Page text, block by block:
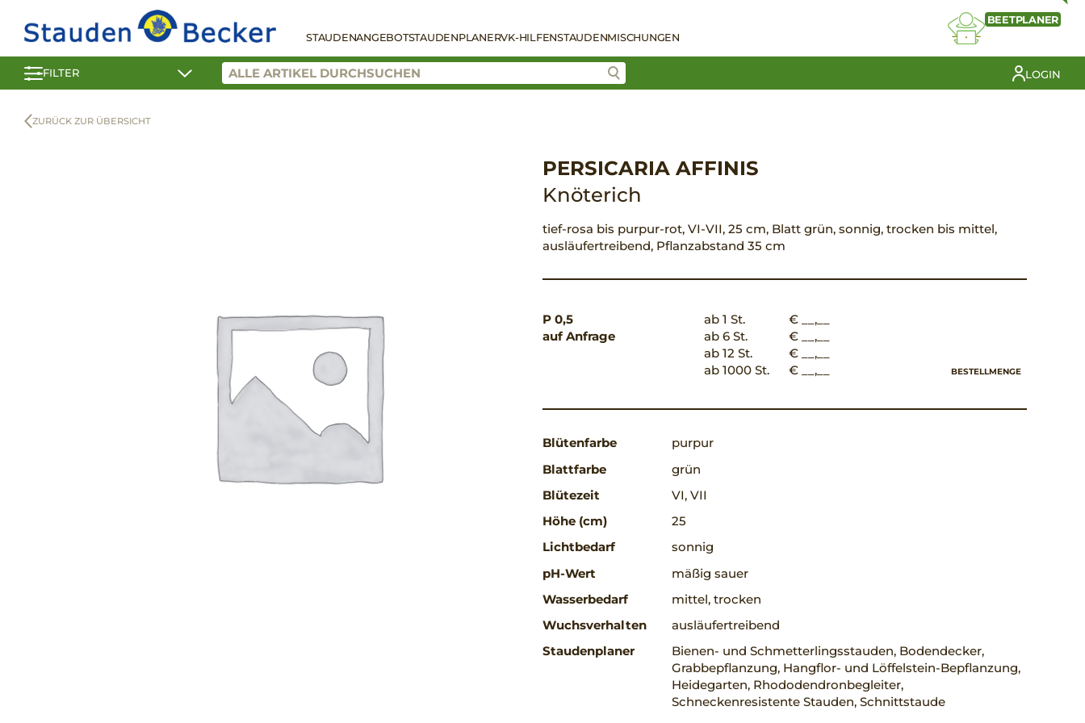
STAUDENANGEBOTSTAUDENPLANERVK-HILFENSTAUDENMISCHUNGEN
BEETPLANER
FILTER LOGIN
ZURÜCK ZUR ÜBERSICHT
PERSICARIA AFFINIS
Knöterich
tief-rosa bis purpur-rot, VI-VII, 25 cm, Blatt grün, sonnig, trocken bis mittel,
ausläufertreibend, Pflanzabstand 35 cm
P 0,5
auf Anfrage
ab 1 St.
€ __,__
ab 6 St.
€ __,__
ab 12 St.
€ __,__
ab 1000 St.
€ __,__ BESTELLMENGE
Blütenfarbe
purpur
Blattfarbe
grün
Blütezeit
VI, VII
Höhe (cm)
25
Lichtbedarf
sonnig
pH-Wert
mäßig sauer
Wasserbedarf
mittel, trocken
Wuchsverhalten
ausläufertreibend
Staudenplaner
Bienen- und Schmetterlingsstauden, Bodendecker,
Grabbepflanzung, Hangflor- und Löffelstein-Bepflanzung,
Heidegarten, Rhododendronbegleiter,
Schneckenresistente Stauden, Schnittstaude